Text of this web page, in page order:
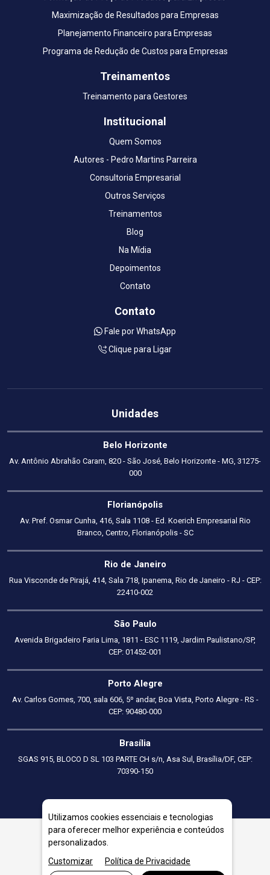
Maximização de Resultados para Empresas
Planejamento Financeiro para Empresas
Programa de Redução de Custos para Empresas
Treinamentos
Treinamento para Gestores
Institucional
Quem Somos
Autores - Pedro Martins Parreira
Consultoria Empresarial
Outros Serviços
Treinamentos
Blog
Na Mídia
Depoimentos
Contato
Contato
Fale por WhatsApp
Clique para Ligar
Unidades
Belo Horizonte
Av. Antônio Abrahão Caram, 820 - São José, Belo Horizonte - MG, 31275-
000
Florianópolis
Av. Pref. Osmar Cunha, 416, Sala 1108 - Ed. Koerich Empresarial Rio
Branco, Centro, Florianópolis - SC
Rio de Janeiro
Rua Visconde de Pirajá, 414, Sala 718, Ipanema, Rio de Janeiro - RJ - CEP:
22410-002
São Paulo
Avenida Brigadeiro Faria Lima, 1811 - ESC 1119, Jardim Paulistano/SP,
CEP: 01452-001
Porto Alegre
Av. Carlos Gomes, 700, sala 606, 5º andar, Boa Vista, Porto Alegre - RS -
CEP: 90480-000
Brasília
SGAS 915, BLOCO D SL 103 PARTE CH s/n, Asa Sul, Brasília/DF, CEP:
70390-150
Consultoria Empresarial em Nilópolis
Utilizamos cookies essenciais e tecnologias
para oferecer melhor experiência e conteúdos
personalizados.
Customizar
Política de Privacidade